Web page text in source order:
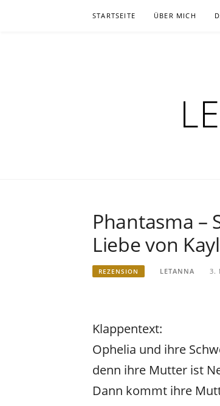
STARTSEITE ÜBER MICH
Phantasma –
Liebe von
REZENSION LETANNA 3.
Klappentext:
Ophelia und ihre
denn ihre Mutter ist
Dann kommt ihre